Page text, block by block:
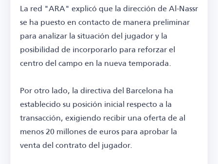
La red "ARA" explicó que la dirección de Al-Nassr
se ha puesto en contacto de manera preliminar
para analizar la situación del jugador y la
posibilidad de incorporarlo para reforzar el
centro del campo en la nueva temporada.
Por otro lado, la directiva del Barcelona ha
establecido su posición inicial respecto a la
transacción, exigiendo recibir una oferta de al
menos 20 millones de euros para aprobar la
venta del contrato del jugador.